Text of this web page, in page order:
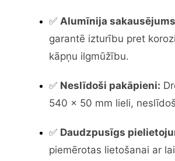
✅ Alumīnija
garantē izturību pret
kāpņu ilgmūžību.
✅ Neslīdoši pakāpieni:
540 x 50 mm lieli,
✅ Daudzpusīgs
piemērotas lietošanai ar